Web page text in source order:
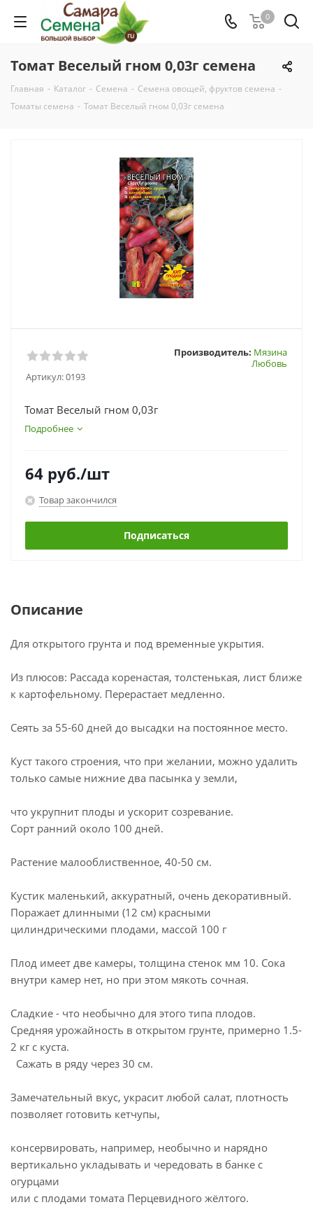
0
Томат Веселый гном 0,03г семена
Главная - Каталог - Семена - Семена овощей, фруктов семена -
Томаты семена - Томат Веселый гном 0,03г семена
Артикул:0193
Производитель: Мязина
Любовь
Томат Веселый гном 0,03г
Подробнее
64 руб./шт
Товар закончился
Подписаться
Описание
Для открытого грунта и под временные укрытия.
Из плюсов: Рассада коренастая, толстенькая, лист ближе
к картофельному. Перерастает медленно.
Сеять за 55-60 дней до высадки на постоянное место.
Куст такого строения, что при желании, можно удалить
только самые нижние два пасынка у земли,
что укрупнит плоды и ускорит созревание.
Сорт ранний около 100 дней.
Растение малооблиственное, 40-50 см.
Кустик маленький, аккуратный, очень декоративный.
Поражает длинными (12 см) красными
цилиндрическими плодами, массой 100 г
Плод имеет две камеры, толщина стенок мм 10. Сока
внутри камер нет, но при этом мякоть сочная.
Сладкие - что необычно для этого типа плодов.
Средняя урожайность в открытом грунте, примерно 1.5-
2 кг с куста.
Сажать в ряду через 30 см.
Замечательный вкус, украсит любой салат, плотность
позволяет готовить кетчупы,
консервировать, например, необычно и нарядно
вертикально укладывать и чередовать в банке с
огурцами
или с плодами томата Перцевидного жёлтого.